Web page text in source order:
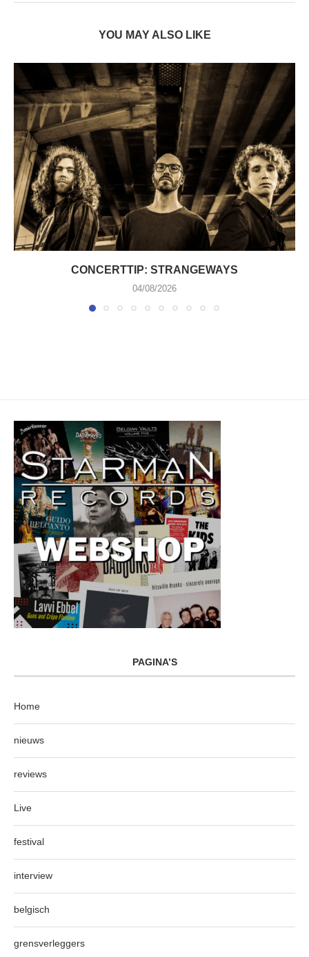
YOU MAY ALSO LIKE
CONCERTTIP: STRANGEWAYS
04/08/2026
PAGINA’S
Home
nieuws
reviews
Live
festival
interview
belgisch
grensverleggers